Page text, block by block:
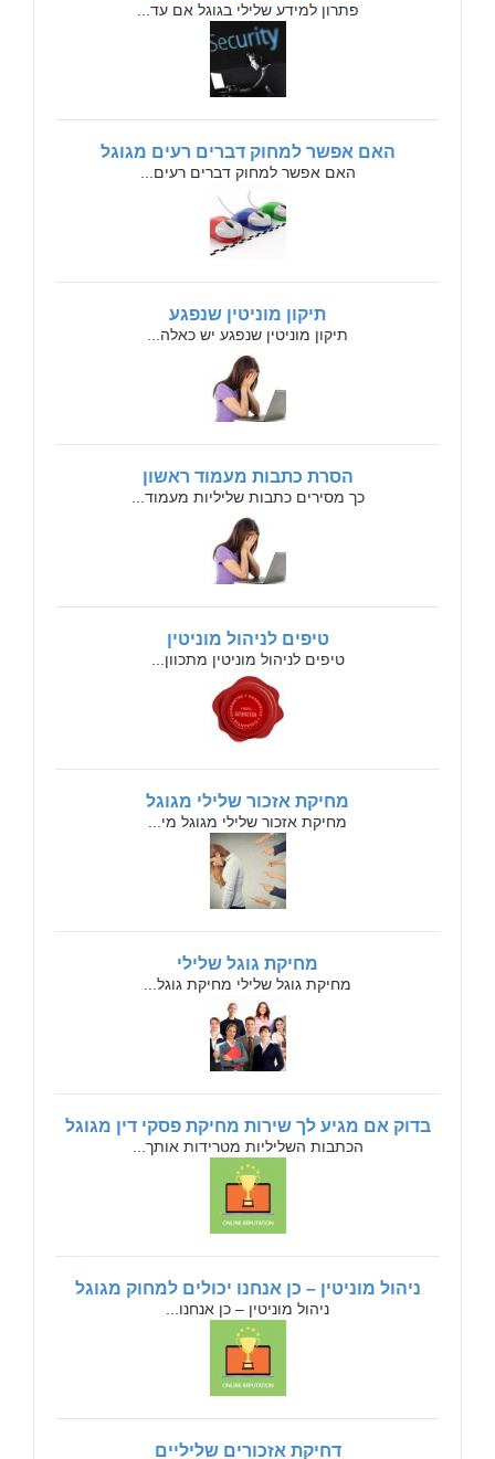
פתרון למידע שלילי בגוגל אם עד...
האם אפשר למחוק דברים רעים מגוגל
האם אפשר למחוק דברים רעים...
תיקון מוניטין שנפגע
תיקון מוניטין שנפגע יש כאלה...
הסרת כתבות מעמוד ראשון
כך מסירים כתבות שליליות מעמוד...
טיפים לניהול מוניטין
טיפים לניהול מוניטין מתכוון...
מחיקת אזכור שלילי מגוגל
מחיקת אזכור שלילי מגוגל מי...
מחיקת גוגל שלילי
מחיקת גוגל שלילי מחיקת גוגל...
בדוק אם מגיע לך שירות מחיקת פסקי דין מגוגל
הכתבות השליליות מטרידות אותך...
ניהול מוניטין – כן אנחנו יכולים למחוק מגוגל
ניהול מוניטין – כן אנחנו...
דחיקת אזכורים שליליים